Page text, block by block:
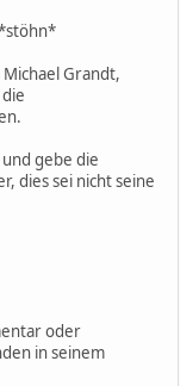
Grandt,
gebe die
dies sei nicht seine
oder
in seinem